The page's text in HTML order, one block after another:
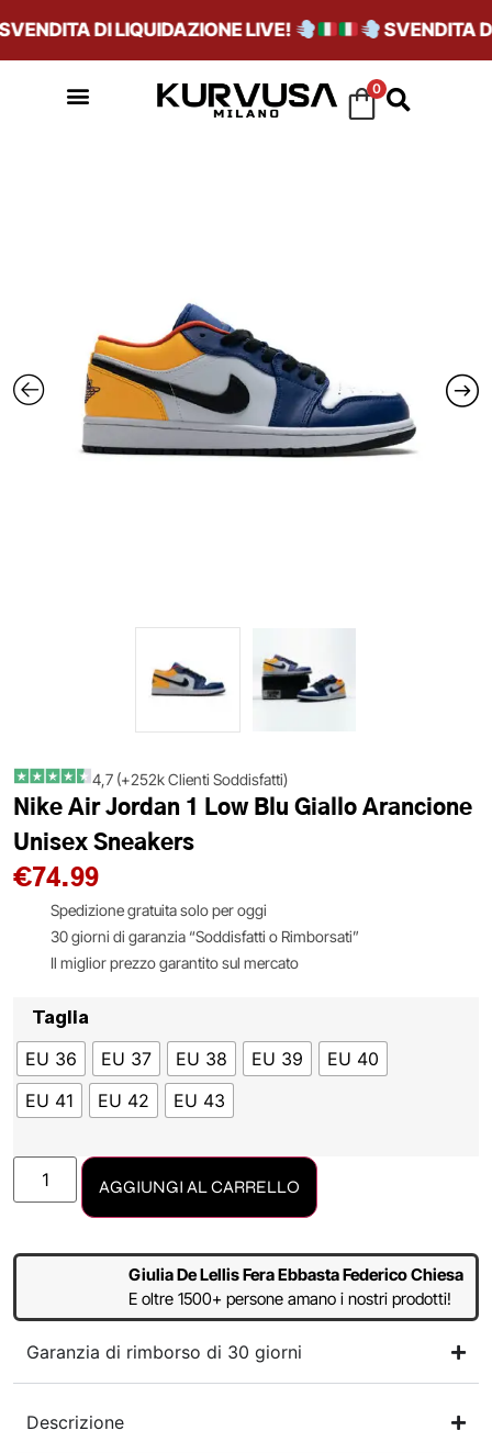
DI LIQUIDAZIONE LIVE! SVENDITA DI
0
4,7 (+252k Clienti Soddisfatti)
Nike Air Jordan 1 Low Blu Giallo Arancione
Unisex Sneakers
€74.99
Spedizione gratuita solo per oggi
30 giorni di garanzia “Soddisfatti o Rimborsati”
Il miglior prezzo garantito sul mercato
Taglia
EU 36
EU 37 EU 38 EU 39
EU 40
EU 41
EU 42 EU 43
AGGIUNGI AL CARRELLO
Giulia De Lellis Fera Ebbasta Federico Chiesa
E oltre 1500+ persone amano i nostri prodotti!
Garanzia di rimborso di 30 giorni
Descrizione